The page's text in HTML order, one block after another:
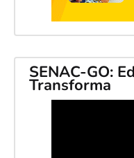
SENAC-GO:
Transforma